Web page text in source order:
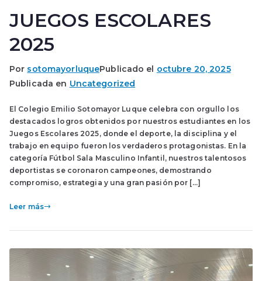
JUEGOS ESCOLARES
2025
Por sotomayorluquePublicado el octubre 20, 2025
Publicada en Uncategorized
El Colegio Emilio Sotomayor Luque celebra con orgullo los
destacados logros obtenidos por nuestros estudiantes en los
Juegos Escolares 2025, donde el deporte, la disciplina y el
trabajo en equipo fueron los verdaderos protagonistas. En la
categoría Fútbol Sala Masculino Infantil, nuestros talentosos
deportistas se coronaron campeones, demostrando
compromiso, estrategia y una gran pasión por […]
Leer más